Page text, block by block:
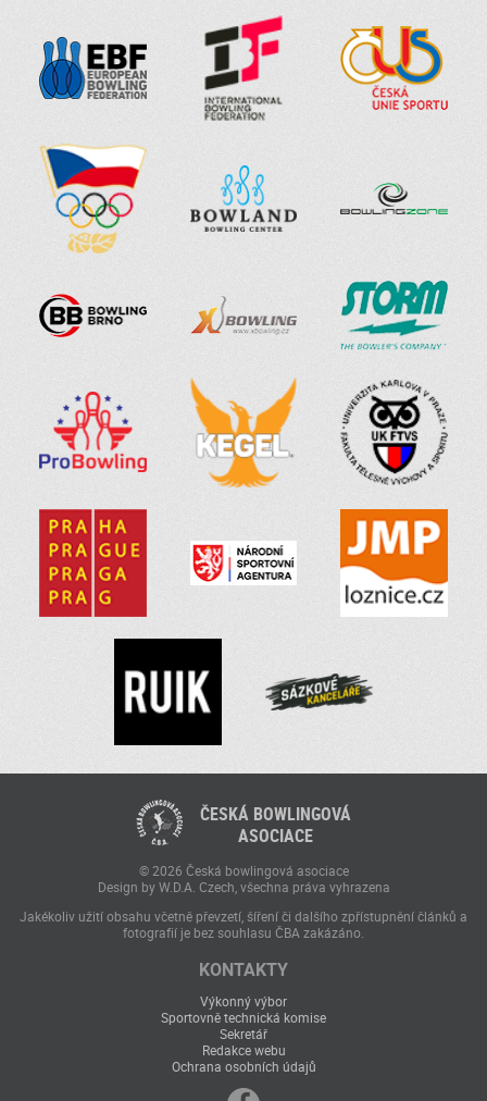
ČESKÁ BOWLINGOVÁ
ASOCIACE
© 2026 Česká bowlingová asociace
Design by W.D.A. Czech, všechna práva vyhrazena
Jakékoliv užití obsahu včetně převzetí, šíření či dalšího zpřístupnění článků a
fotografií je bez souhlasu ČBA zakázáno.
KONTAKTY
Výkonný výbor
Sportovně technická komise
Sekretář
Redakce webu
Ochrana osobních údajů